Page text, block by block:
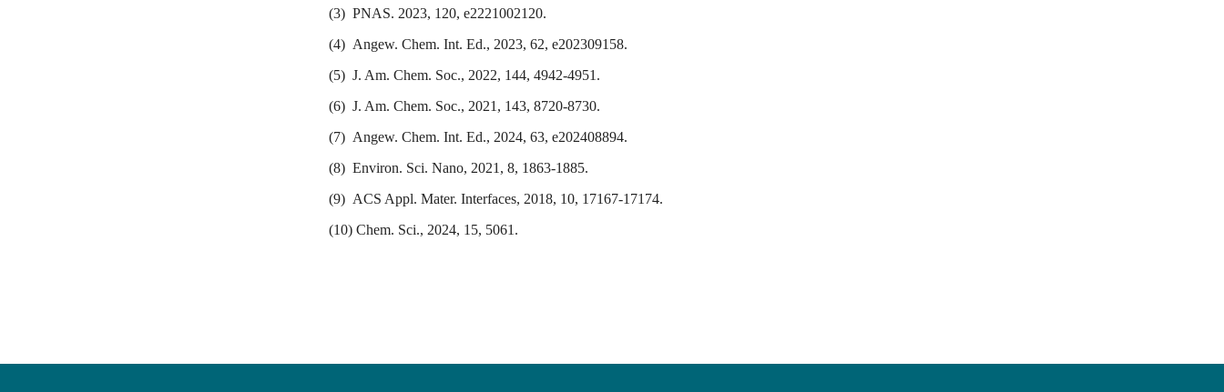
(3) PNAS. 2023, 120, e2221002120.
(4) Angew. Chem. Int. Ed., 2023, 62, e202309158.
(5) J. Am. Chem. Soc., 2022, 144, 4942-4951.
(6) J. Am. Chem. Soc., 2021, 143, 8720-8730.
(7) Angew. Chem. Int. Ed., 2024, 63, e202408894.
(8) Environ. Sci. Nano, 2021, 8, 1863-1885.
(9) ACS Appl. Mater. Interfaces, 2018, 10, 17167-17174.
(10) Chem. Sci., 2024, 15, 5061.